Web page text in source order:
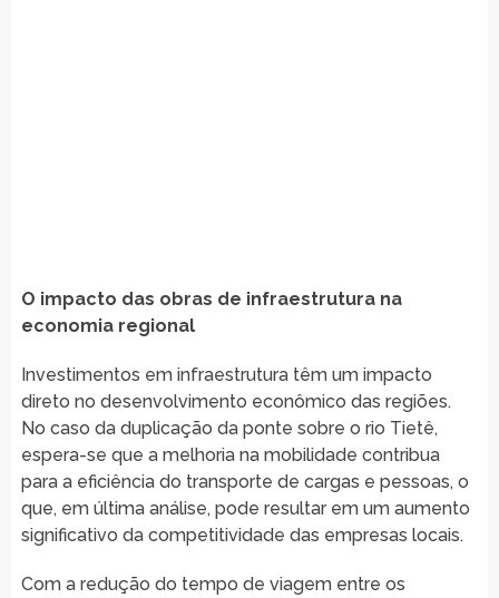
O impacto das obras de infraestrutura na
economia regional
Investimentos em infraestrutura têm um impacto
direto no desenvolvimento econômico das regiões.
No caso da duplicação da ponte sobre o rio Tietê,
espera-se que a melhoria na mobilidade contribua
para a eficiência do transporte de cargas e pessoas, o
que, em última análise, pode resultar em um aumento
significativo da competitividade das empresas locais.
Com a redução do tempo de viagem entre os